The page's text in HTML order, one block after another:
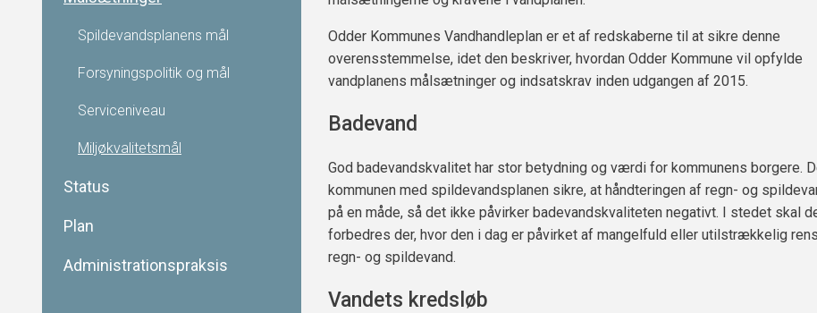
Spildevandsplanens mål
Forsyningspolitik og mål
Serviceniveau
Miljøkvalitetsmål
Status
Plan
Administrationspraksis
Odder Kommunes Vandhandleplan er et af redskaberne til at sikre denne
overensstemmelse, idet den beskriver, hvordan Odder Kommune vil opfylde
vandplanens målsætninger og indsatskrav inden udgangen af 2015.
Badevand
God badevandskvalitet har stor betydning og værdi for kommunens borgere.
kommunen med spildevandsplanen sikre, at håndteringen af regn- og
på en måde, så det ikke påvirker badevandskvaliteten negativt. I stedet skal
forbedres der, hvor den i dag er påvirket af mangelfuld eller utilstrækkelig
regn- og spildevand.
Vandets kredsløb